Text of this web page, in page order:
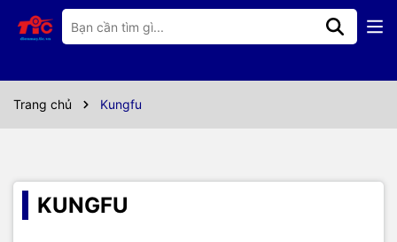
Trang chủ Kungfu
KUNGFU